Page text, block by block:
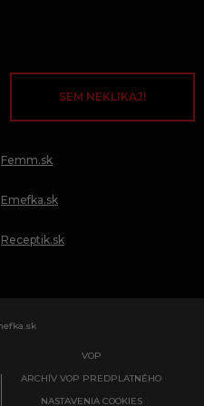
SEM NEKLIKAJ!
Femm.sk
Emefka.sk
Receptik.sk
VOP
ARCHÍV VOP PREDPLATNÉHO
NASTAVENIA COOKIES